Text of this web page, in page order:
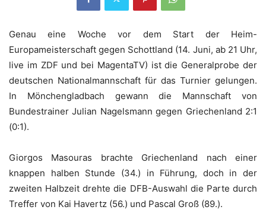
Genau eine Woche vor dem Start der Heim-
Europameisterschaft gegen Schottland (14. Juni, ab 21 Uhr,
live im ZDF und bei MagentaTV) ist die Generalprobe der
deutschen Nationalmannschaft für das Turnier gelungen.
In Mönchengladbach gewann die Mannschaft von
Bundestrainer Julian Nagelsmann gegen Griechenland 2:1
(0:1).
Giorgos Masouras brachte Griechenland nach einer
knappen halben Stunde (34.) in Führung, doch in der
zweiten Halbzeit drehte die DFB-Auswahl die Parte durch
Treffer von Kai Havertz (56.) und Pascal Groß (89.).